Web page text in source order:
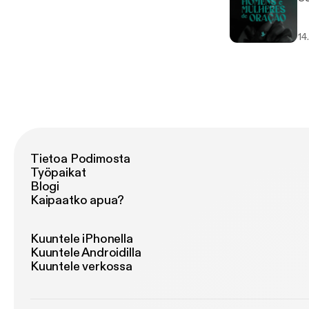
Tietoa Podimosta
Työpaikat
Blogi
Kaipaatko apua?
Kuuntele iPhonella
Kuuntele Androidilla
Kuuntele verkossa